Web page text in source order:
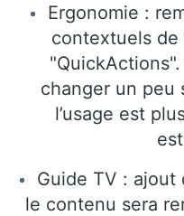
Ergonomie :
contextuels de
changer un peu
l’usage est
Guide TV : ajout
le contenu sera